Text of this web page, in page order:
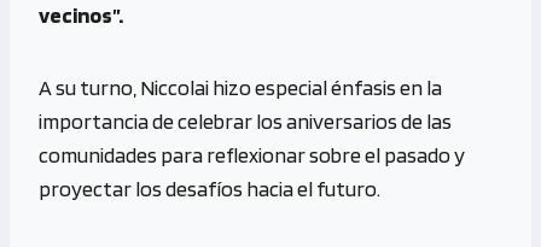
vecinos”.
A su turno, Niccolai hizo especial énfasis en la
importancia de celebrar los aniversarios de las
comunidades para reflexionar sobre el pasado y
proyectar los desafíos hacia el futuro.